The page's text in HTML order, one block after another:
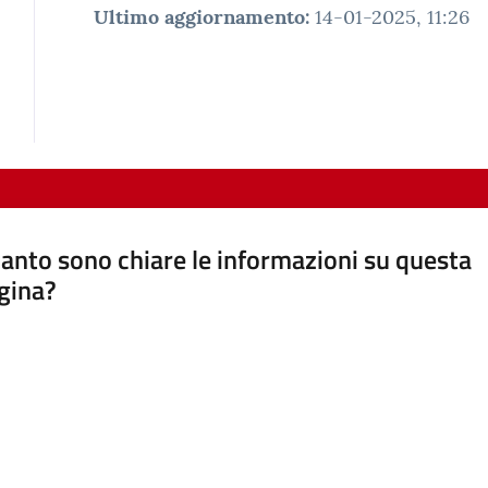
Ultimo aggiornamento: 14-01-2025, 11:26
sono chiare le informazioni su questa